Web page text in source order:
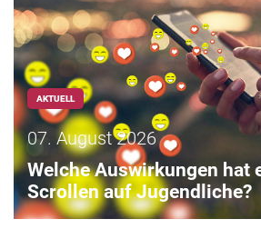
AKTUELL
07. August 2026
Welche Auswirkungen hat
Scrollen auf Jugendliche?